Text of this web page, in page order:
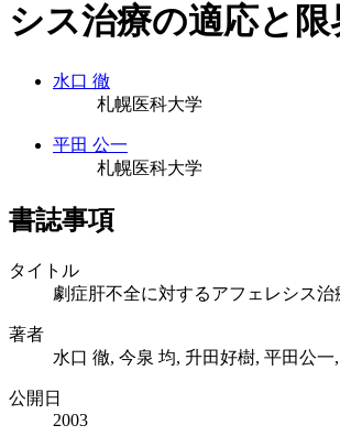
シス治療の適応と限
水口 徹
札幌医科大学
平田 公一
札幌医科大学
書誌事項
タイトル
劇症肝不全に対するアフェレシス治
著者
水口 徹, 今泉 均, 升田好樹, 平田公一
公開日
2003